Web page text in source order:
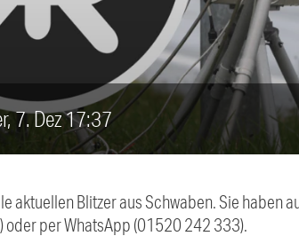
7. Dez 17:37
aktuellen Blitzer aus Schwaben. Sie haben
per WhatsApp (01520 242 333).